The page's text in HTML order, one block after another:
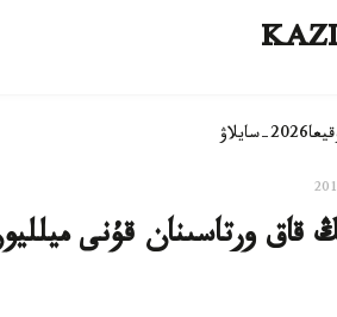
2026-سايلاۋ
قاق ورتاسىنان قۇنى